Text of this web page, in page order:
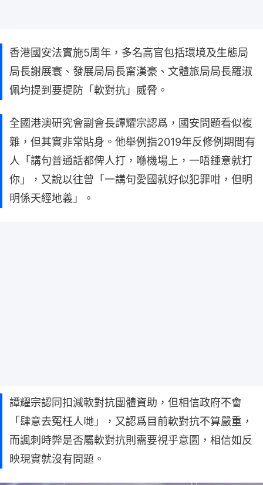
香港國安法實施5周年，多名高官包括環境及生態局
局長謝展寰、發展局局長甯漢豪、文體旅局局長羅淑
佩均提到要提防「軟對抗」威脅。
全國港澳研究會副會長譚耀宗認爲，國安問題看似複
雜，但其實非常貼身。他舉例指2019年反修例期間有
人「講句普通話都俾人打，喺機場上，一唔鍾意就打
你」，又說以往曾「一講句愛國就好似犯罪咁，但明
明係天經地義」。
譚耀宗認同扣減軟對抗團體資助，但相信政府不會
「肆意去冤枉人哋」，又認爲目前軟對抗不算嚴重，
而諷刺時弊是否屬軟對抗則需要視乎意圖，相信如反
映現實就沒有問題。